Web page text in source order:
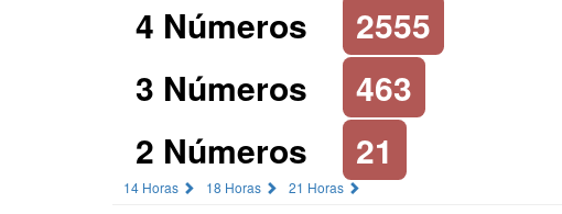
4 Números
2555
3 Números
463
2 Números
21
14 Horas 18 Horas 21 Horas